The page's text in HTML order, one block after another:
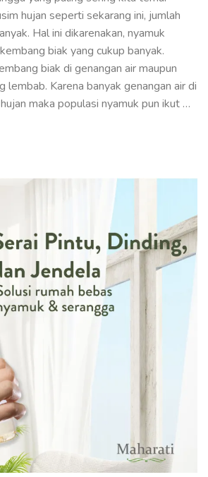
hujan seperti sekarang ini, jumlah
Hal ini dikarenakan, nyamuk
biak yang cukup banyak.
biak di genangan air maupun
Karena banyak genangan air di
maka populasi nyamuk pun ikut …